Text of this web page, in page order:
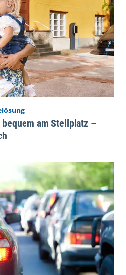
am Stellplatz –